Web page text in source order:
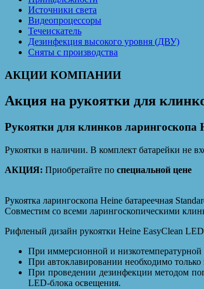
Источники света
Видеопроцессоры
Течеискатель
Дезинфекция высокого уровня (ДВУ)
Сняты с производства
АКЦИИ КОМПАНИИ
Акция на рукоятки для
Рукоятки для клинков ларингоскопа
Рукоятки в наличии. В комплект батарейки не
АКЦИЯ: Приобретайте по специальной цене
Рукоятка ларингоскопа Heine батареечная
Совместим со всеми ларингоскопическими
Рифленый дизайн рукоятки Heine EasyClean
При иммерсионной и низкотемпературной
При автоклавировании необходимо
При проведении дезинфекции методом
LED-блока освещения.